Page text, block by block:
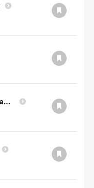
Catálogo BOLIA Ripon Reposapiés